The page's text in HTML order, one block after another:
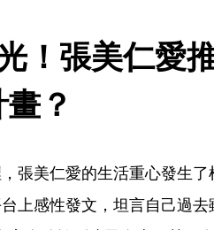
！張美仁愛
？
張美仁愛的生活重心發生
上感性發文，坦言自己過